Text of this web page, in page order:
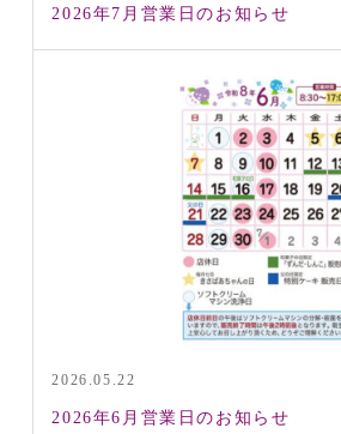
2026年7月営業日のお知らせ
2026.05.22
2026年6月営業日のお知らせ